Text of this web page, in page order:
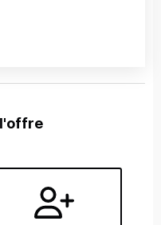
l'offre